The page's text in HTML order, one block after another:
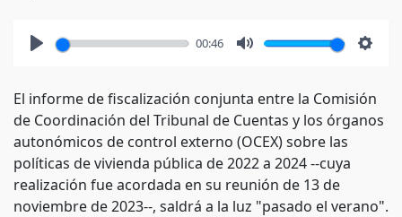
00:46
El informe de fiscalización conjunta entre la Comisión
de Coordinación del Tribunal de Cuentas y los órganos
autonómicos de control externo (OCEX) sobre las
políticas de vivienda pública de 2022 a 2024 --cuya
realización fue acordada en su reunión de 13 de
noviembre de 2023--, saldrá a la luz "pasado el verano".